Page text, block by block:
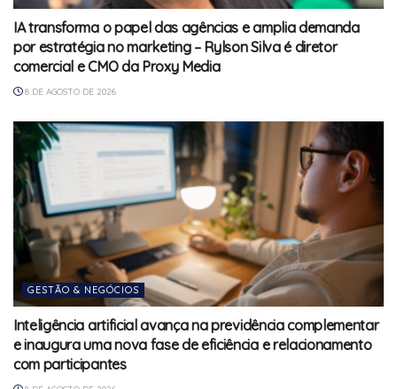
IA transforma o papel das agências e amplia demanda
por estratégia no marketing – Rylson Silva é diretor
comercial e CMO da Proxy Media
8 DE AGOSTO DE 2026
GESTÃO & NEGÓCIOS
Inteligência artificial avança na previdência complementar
e inaugura uma nova fase de eficiência e relacionamento
com participantes